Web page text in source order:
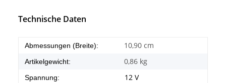
Technische Daten
Abmessungen (Breite): 10,90 cm
Artikelgewicht: 0,86 kg
Spannung: 12 V